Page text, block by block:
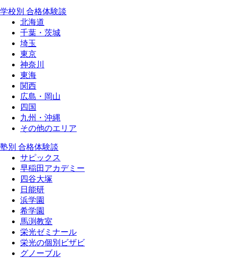
学校別 合格体験談
北海道
千葉・茨城
埼玉
東京
神奈川
東海
関西
広島・岡山
四国
九州・沖縄
その他のエリア
塾別 合格体験談
サピックス
早稲田アカデミー
四谷大塚
日能研
浜学園
希学園
馬渕教室
栄光ゼミナール
栄光の個別ビザビ
グノーブル